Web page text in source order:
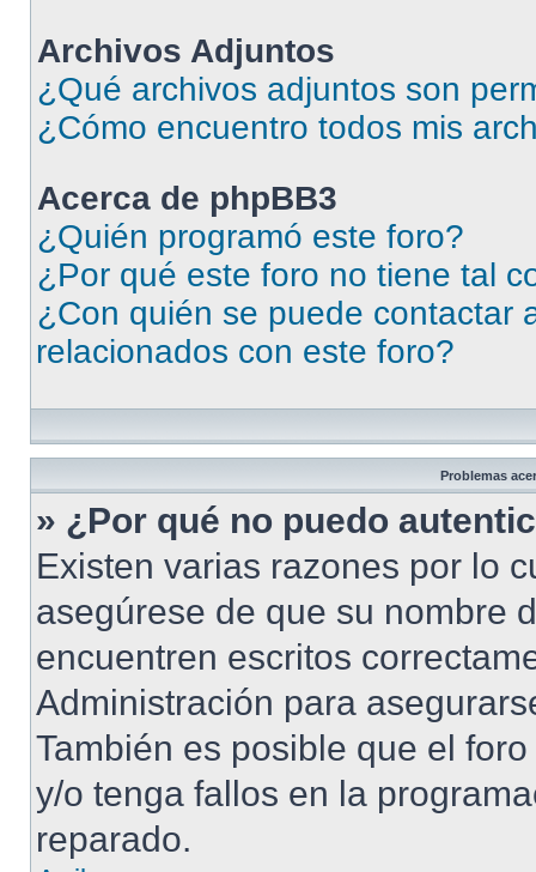
Archivos Adjuntos
¿Qué archivos adjuntos son
¿Cómo encuentro todos mis
Acerca de phpBB3
¿Quién programó este foro?
¿Por qué este foro no tiene tal
¿Con quién se puede contactar
relacionados con este foro?
Problemas
» ¿Por qué no puedo
Existen varias razones por lo
asegúrese de que su nombre
encuentren escritos
Administración para
También es posible que el
y/o tenga fallos en la
reparado.